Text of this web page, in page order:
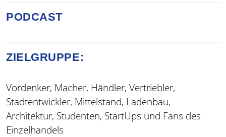
PODCAST
ZIELGRUPPE:
Vordenker, Macher, Händler, Vertriebler,
Stadtentwickler, Mittelstand, Ladenbau,
Architektur, Studenten, StartUps und Fans des
Einzelhandels